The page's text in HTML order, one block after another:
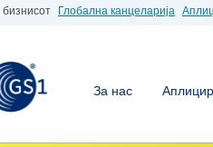
бизнисот Глобална канцеларија
За нас